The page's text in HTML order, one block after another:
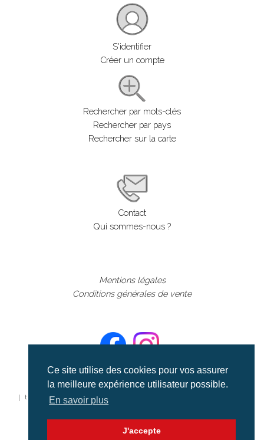
Ce site utilise des cookies pour vos assurer
la meilleure expérience utilisateur possible.
En savoir plus
J'accepte
S'identifier
Créer un compte
Rechercher par mots-clés
Rechercher par pays
Rechercher sur la carte
Contact
Qui sommes-nous ?
Mentions légales
Conditions générales de vente
©aerialcollection marque déposée 2024
| tous droits réservés | aerialcollection.fr banque d'images
aériennes et documentaires video et cinéma |